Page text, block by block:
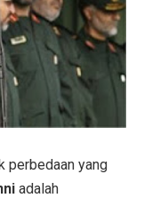
perbedaan yang
adalah